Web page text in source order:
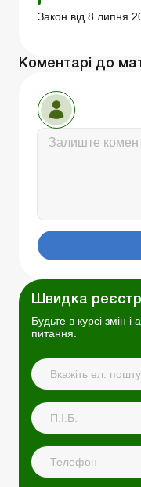
Закон від 8 липня
Коментарі до
Швидка
Будьте в курсі змін
питання.